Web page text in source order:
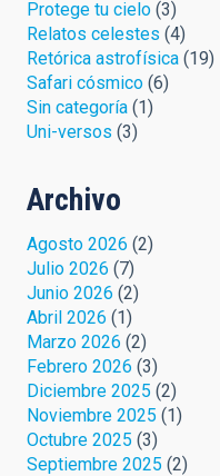
Protege tu cielo (3)
Relatos celestes (4)
Retórica astrofísica (19)
Safari cósmico (6)
Sin categoría (1)
Uni-versos (3)
Archivo
Agosto 2026 (2)
Julio 2026 (7)
Junio 2026 (2)
Abril 2026 (1)
Marzo 2026 (2)
Febrero 2026 (3)
Diciembre 2025 (2)
Noviembre 2025 (1)
Octubre 2025 (3)
Septiembre 2025 (2)